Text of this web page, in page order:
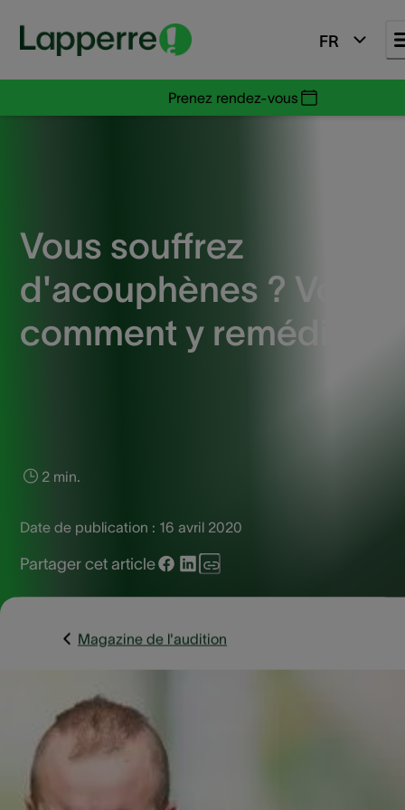
FR
Prenez rendez-vous
Vous souffrez
d'acouphènes ? Voilà
comment y remédier !
2 min.
Date de publication : 16 avril 2020
Partager cet article
Magazine de l'audition
Comment traiter les acouphènes ? Plus d'un million de
personnes se posent la question. Certains entendent
constamment un bip désagréable, d'autres souffrent d’un
bruit permanent. D'autres encore ont l’impression